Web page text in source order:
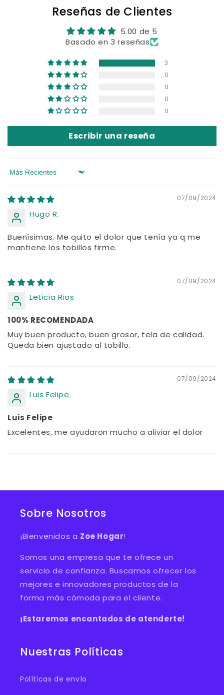
Reseñas de Clientes
5.00 de 5
Basado en 3 reseñas
3
0
0
0
0
Escribir una reseña
Sort by
07/09/2024
Hugo R.
Buenísimas. Me quito el dolor que tenía ya q me
mantiene los tobillos firme.
07/09/2024
Leticia Rios
100% RECOMENDADA
Muy buen producto, buen grosor, tela de calidad.
Queda bien ajustado al tobillo.
07/09/2024
Luis Felipe
Luis Felipe
Excelentes, me ayudaron mucho a aliviar el dolor
Sobre Nosotros
¡Bienvenidos a Zoe Hogar!
Somos una empresa que te ofrece un
servicio de confianza. Buscamos ofrecer los
mejores e innovadores productos de la
forma más cómoda para el cliente.
¡Estaremos encantados de atenderte!
Nuestras Políticas
Políticas de envío